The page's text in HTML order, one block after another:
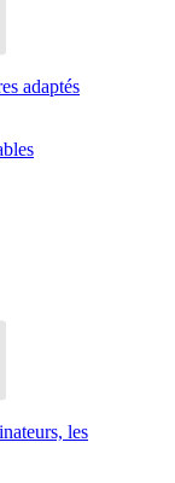
adaptés
les